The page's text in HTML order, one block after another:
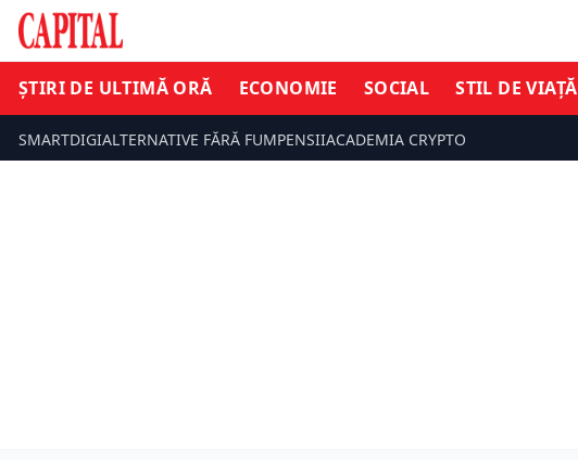
ȘTIRI DE ULTIMĂ ORĂ ECONOMIE SOCIAL STIL DE VIAȚĂ
SMARTDIGIALTERNATIVE FĂRĂ FUMPENSIIACADEMIA CRYPTO